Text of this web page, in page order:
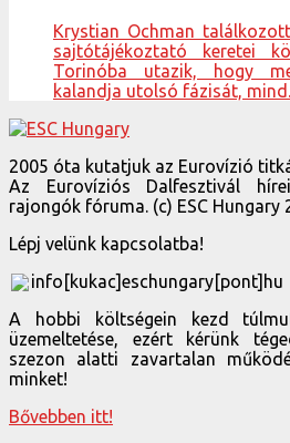
Krystian Ochman
sajtótájékoztató keretei
Torinóba utazik, hogy
kalandja utolsó fázisát,
2005 óta kutatjuk az Eurovízió
Az Eurovíziós Dalfesztivál
rajongók fóruma. (c) ESC Hungary
Lépj velünk kapcsolatba!
info[kukac]eschungary[pont]hu
A hobbi költségein kezd
üzemeltetése, ezért kérünk
szezon alatti zavartalan
minket!
Bővebben itt!